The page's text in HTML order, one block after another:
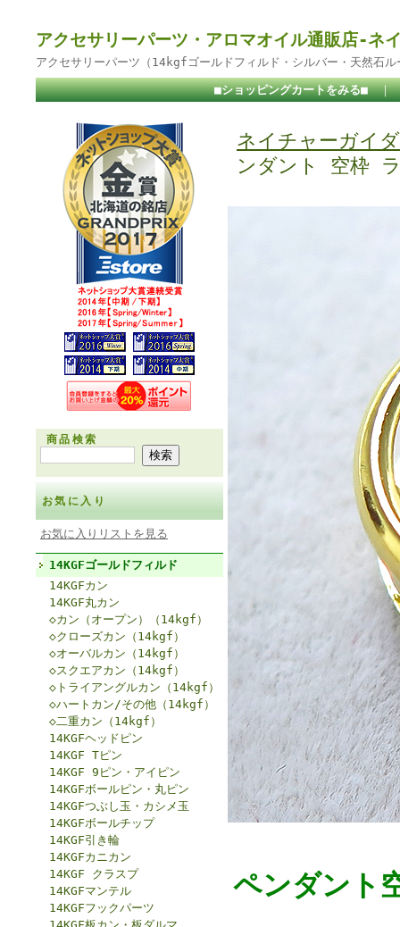
アクセサリーパーツ・アロマオイル通販店-ネ
アクセサリーパーツ（14kgfゴールドフィルド・シルバー・天然石
■ショッピングカートをみる■ ｜
商品検索
お気に入り
お気に入りリストを見る
14KGFゴールドフィルド
14KGFカン
14KGF丸カン
◇カン（オープン）（14kgf）
◇クローズカン（14kgf）
◇オーバルカン（14kgf）
◇スクエアカン（14kgf）
◇トライアングルカン（14kgf）
◇ハートカン/その他（14kgf）
◇二重カン（14kgf）
14KGFヘッドピン
14KGF Tピン
14KGF 9ピン・アイピン
14KGFボールピン・丸ピン
14KGFつぶし玉・カシメ玉
14KGFボールチップ
14KGF引き輪
14KGFカニカン
14KGF クラスプ
14KGFマンテル
14KGFフックパーツ
ネイチャーガイ
ンダント 空枠
ペンダント